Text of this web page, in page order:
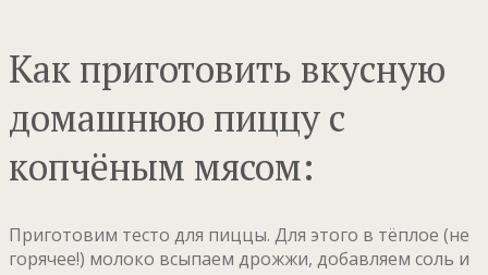
Как приготовить вкусную
домашнюю пиццу с
копчёным мясом:
Приготовим тесто для пиццы. Для этого в тёплое (не
горячее!) молоко всыпаем дрожжи, добавляем соль и